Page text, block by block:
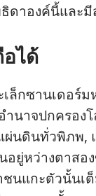
ดา​องค์​นี้​และ​
ได้
ล็กซานเดอร์​
ำนาจ​ปกครอ
นดิน​ทั่ว​พิภพ,
อยู่​หว่าง​ตา​สอ
ชน​แกะ​ตัว​นั้น​